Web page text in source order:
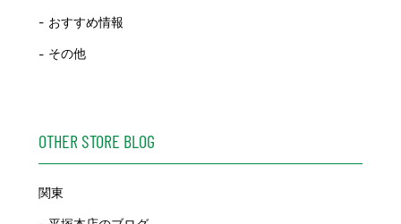
おすすめ情報
その他
OTHER STORE BLOG
関東